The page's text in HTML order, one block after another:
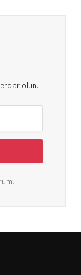
olun.